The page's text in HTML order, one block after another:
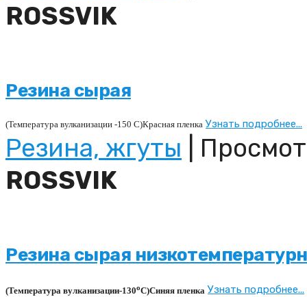
ROSSVIK
Резина сырая
(Температура вулканизации -150 С)Красная пленка Узнать подробнее...
Резина, жгуты |
ROSSVIK
Резина сырая
(Температура вулканизации-130оС)Синяя пленка Узнать подробнее...